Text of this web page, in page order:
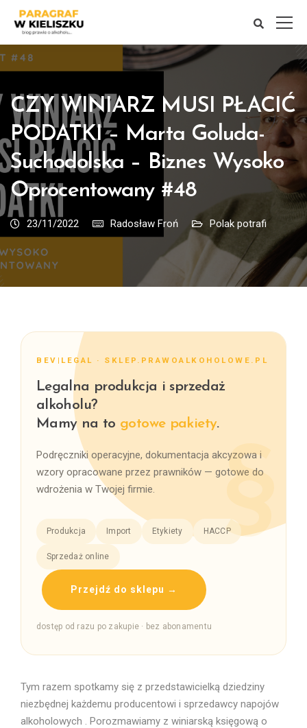
CZY WINIARZ MUSI PŁACIĆ
PODATKI – Marta Goluda-
Suchodolska – Biznes Wysoko
Oprocentowany #48
23/11/2022 Radosław Froń Polak potrafi
BEV|LEGAL · SKLEP.PRAWOALKOHOLOWE.PL
Legalna produkcja i sprzedaż
alkoholu?
Mamy na to gotowe pakiety.
Podręczniki operacyjne, dokumentacja akcyzowa i
wzory opracowane przez prawników — gotowe do
wdrożenia w Twojej firmie.
Produkcja Import Etykiety HACCP
Sprzedaż online
Przejdź do sklepu →
dostęp od razu po zakupie · bez abonamentu
Tym razem spotkamy się z przedstawicielką dziedziny
niezbędnej każdemu producentowi i sprzedawcy napojów
alkoholowych . Porozmawiamy z winiarską księgową o